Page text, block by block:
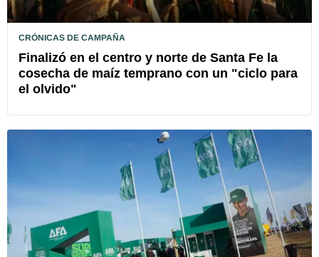
CRÓNICAS DE CAMPAÑA
Finalizó en el centro y norte de Santa Fe la
cosecha de maíz temprano con un "ciclo para
el olvido"